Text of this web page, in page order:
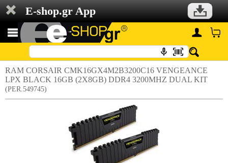
E-shop.gr App
RAM CORSAIR CMK16GX4M2B3200C16 VENGEANCE
LPX BLACK 16GB (2X8GB) DDR4 3200MHZ DUAL KIT
(PER.549745)